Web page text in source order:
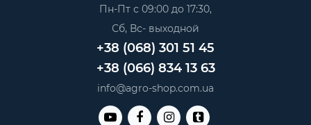
Пн-Пт с 09:00 до 17:30,
Сб, Вс- выходной
+38 (068) 301 51 45
+38 (066) 834 13 63
info@agro-shop.com.ua